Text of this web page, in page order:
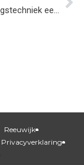
B5 Beveiligingstechniek eerste sponsoren Lars van Stekelenborg
Reeuwijk
Privacyverklaring